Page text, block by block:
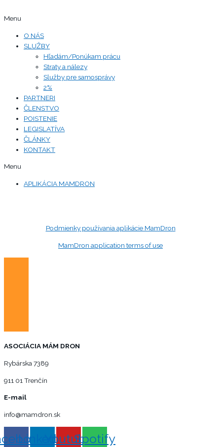
Menu
O NÁS
SLUŽBY
Hľadám/Ponúkam prácu
Straty a nálezy
Služby pre samosprávy
2%
PARTNERI
ČLENSTVO
POISTENIE
LEGISLATÍVA
ČLÁNKY
KONTAKT
Menu
APLIKÁCIA MAMDRON
Podmienky používania aplikácie MamDron
MamDron application terms of use
ASOCIÁCIA MÁM DRON
Rybárska 7389
911 01 Trenčín
E-mail
info@mamdron.sk
LinkedinYoutubeSpotify